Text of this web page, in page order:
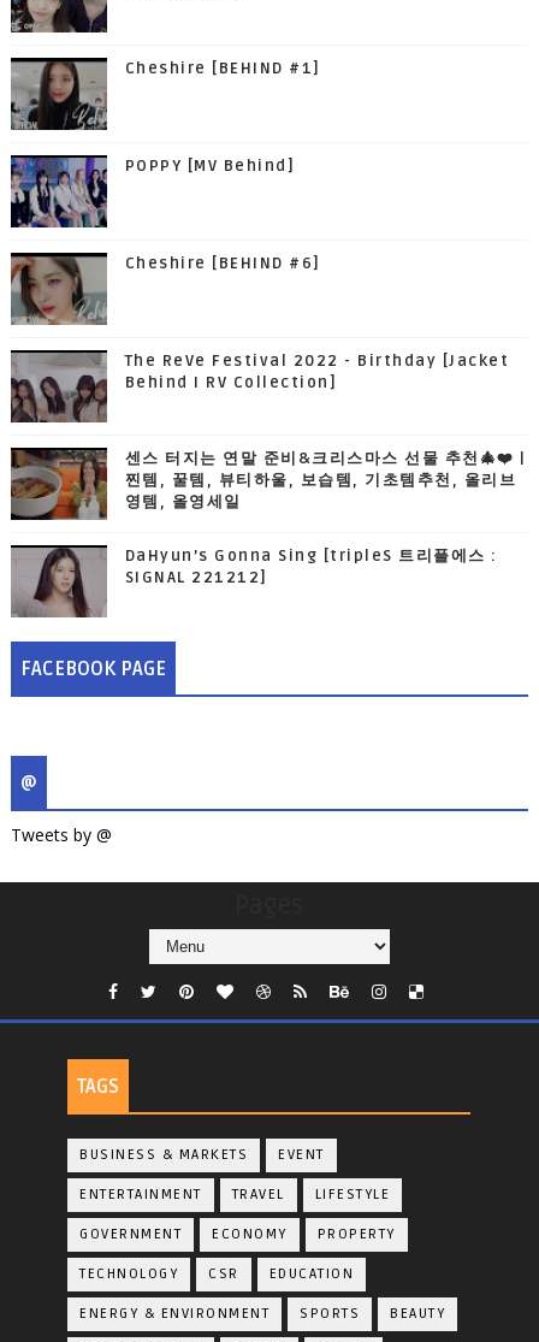
Cheshire [BEHIND #1]
POPPY [MV Behind]
Cheshire [BEHIND #6]
The ReVe Festival 2022 - Birthday [Jacket
Behind I RV Collection]
센스 터지는 연말 준비&크리스마스 선물 추천🎄❤️ |
찐템, 꿀템, 뷰티하울, 보습템, 기초템추천, 올리브
영템, 올영세일
DaHyun’s Gonna Sing [tripleS 트리플에스 :
SIGNAL 221212]
FACEBOOK PAGE
@
Tweets by @
TAGS
BUSINESS & MARKETS EVENT
ENTERTAINMENT TRAVEL LIFESTYLE
GOVERNMENT ECONOMY PROPERTY
TECHNOLOGY CSR EDUCATION
ENERGY & ENVIRONMENT SPORTS BEAUTY